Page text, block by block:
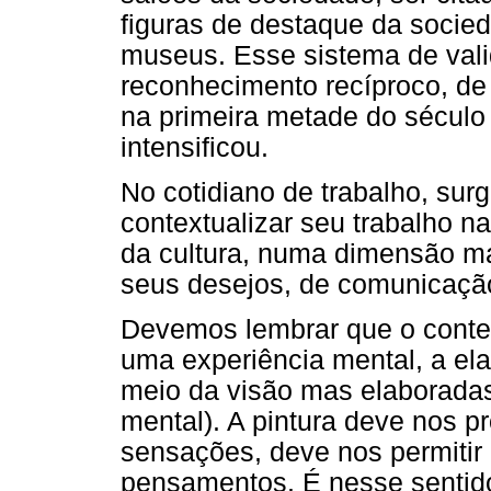
figuras de destaque da
museus. Esse sistema de
reconhecimento recíproco,
na primeira metade do
intensificou.
No cotidiano de trabalho,
contextualizar seu trabalho
da cultura, numa dimensão
seus desejos, de
Devemos lembrar que o
uma experiência mental, a
meio da visão mas
mental). A pintura deve nos
sensações, deve nos
pensamentos. É nesse